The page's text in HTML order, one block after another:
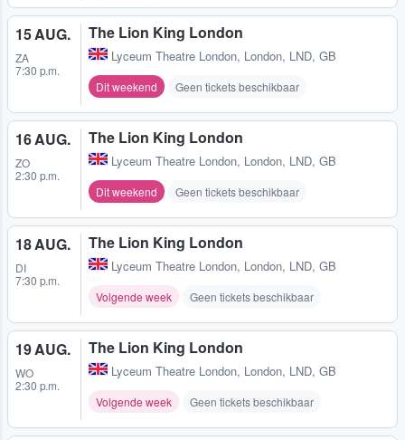
15 AUG.
ZA
7:30 p.m.
The Lion King London
Lyceum Theatre London, London, LND, GB
Dit weekend Geen tickets beschikbaar
16 AUG.
ZO
2:30 p.m.
The Lion King London
Lyceum Theatre London, London, LND, GB
Dit weekend Geen tickets beschikbaar
18 AUG.
DI
7:30 p.m.
The Lion King London
Lyceum Theatre London, London, LND, GB
Volgende week Geen tickets beschikbaar
19 AUG.
WO
2:30 p.m.
The Lion King London
Lyceum Theatre London, London, LND, GB
Volgende week Geen tickets beschikbaar